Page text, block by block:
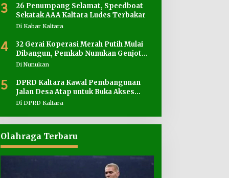
3
26 Penumpang Selamat, Speedboat
Sekatak AAA Kaltara Ludes Terbakar
Di Kabar Kaltara
4
32 Gerai Koperasi Merah Putih Mulai
Dibangun, Pemkab Nunukan Genjot
Penyediaan Lahan
Di Nunukan
5
DPRD Kaltara Kawal Pembangunan
Jalan Desa Atap untuk Buka Akses
Wilayah Perbatasan
Di DPRD Kaltara
Olahraga Terbaru